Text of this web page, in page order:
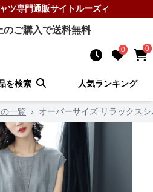
ツ専門通販サイトルーズィ
のご購入で送料無料
0 0
を検索 人気ランキング
一覧 › オーバーサイズ リラックス